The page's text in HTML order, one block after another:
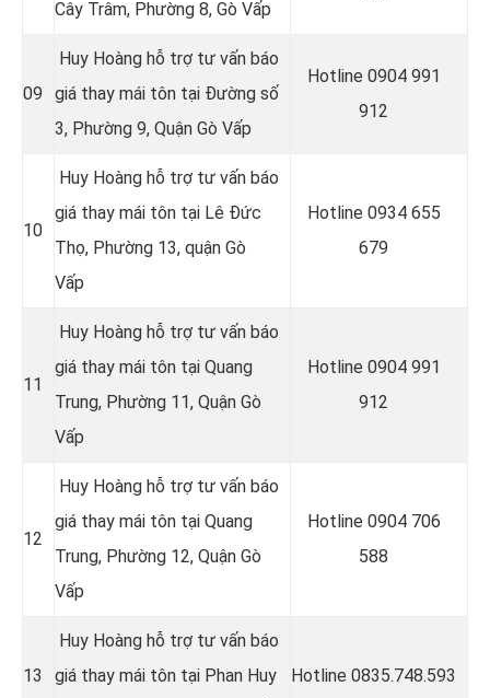
Cây Trâm, Phường 8, Gò Vấp
09
Huy Hoàng hỗ trợ tư vấn báo
giá thay mái tôn tại Đường số
3, Phường 9, Quận Gò Vấp
Hotline 0904 991
912
10
Huy Hoàng hỗ trợ tư vấn báo
giá thay mái tôn tại Lê Đức
Thọ, Phường 13, quận Gò
Vấp
Hotline 0934 655
679
11
Huy Hoàng hỗ trợ tư vấn báo
giá thay mái tôn tại Quang
Trung, Phường 11, Quận Gò
Vấp
Hotline 0904 991
912
12
Huy Hoàng hỗ trợ tư vấn báo
giá thay mái tôn tại Quang
Trung, Phường 12, Quận Gò
Vấp
Hotline 0904 706
588
13
Huy Hoàng hỗ trợ tư vấn báo
giá thay mái tôn tại Phan Huy
Hotline 0835.748.593